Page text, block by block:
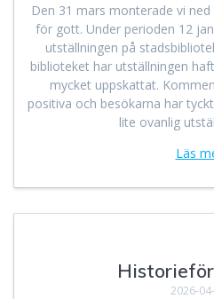
Den 31 mars monterade vi
för gott. Under perioden 12
utställningen på
biblioteket har utställningen
mycket uppskattat.
positiva och besökarna har
lite ovanlig
Läs
2026-